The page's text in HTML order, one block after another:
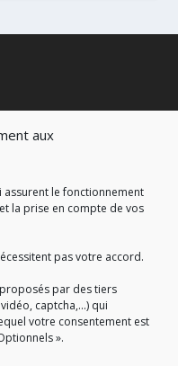
aux
le fonctionnement
la prise en compte de vos
pas votre accord.
par des tiers
captcha,...) qui
votre consentement est
».